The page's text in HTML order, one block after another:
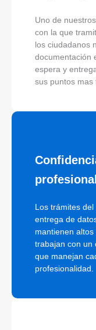
Uno de
con la que
los ciudadanos
documentación
espera y
sus puntos mas
Los trámites
entrega de
mantienen
trabajan con un
que manejan
profesionalidad.